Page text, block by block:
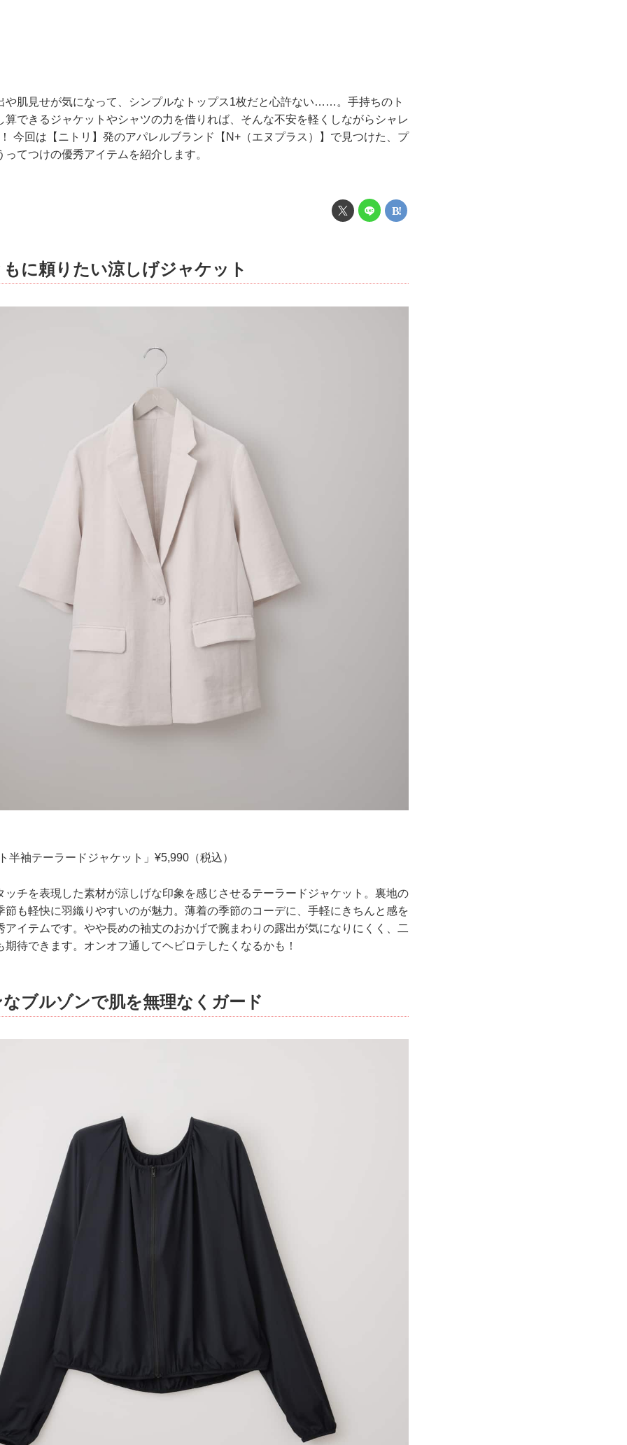
や肌見せが気になって、シンプルなトップス1枚だと心許ない……。手持ちのト
算できるジャケットやシャツの力を借りれば、そんな不安を軽くしながらシャレ
今回は【ニトリ】発のアパレルブランド【N+（エヌプラス）】で見つけた、プ
てつけの優秀アイテムを紹介します。
に頼りたい涼しげジャケット
半袖テーラードジャケット」¥5,990（税込）
ッチを表現した素材が涼しげな印象を感じさせるテーラードジャケット。裏地の
節も軽快に羽織りやすいのが魅力。薄着の季節のコーデに、手軽にきちんと感を
アイテムです。やや長めの袖丈のおかげで腕まわりの露出が気になりにくく、二
期待できます。オンオフ通してヘビロテしたくなるかも！
ブルゾンで肌を無理なくガード